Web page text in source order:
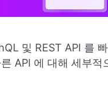
및 REST API 를
API 에 대해 세부